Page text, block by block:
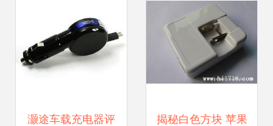
灏途车载充电器评 揭秘白色方块 苹果